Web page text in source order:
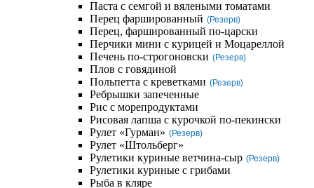
Паста с семгой и вялеными томатами
Перец фаршированный (Резерв)
Перец, фаршированный по-царски
Перчики мини с курицей и Моцареллой
Печень по-строгоновски (Резерв)
Плов с говядиной
Польпетта с креветками (Резерв)
Ребрышки запеченные
Рис с морепродуктами
Рисовая лапша с курочкой по-пекински
Рулет «Гурман» (Резерв)
Рулет «Штольберг»
Рулетики куриные ветчина-сыр (Резерв)
Рулетики куриные с грибами
Рыба в кляре